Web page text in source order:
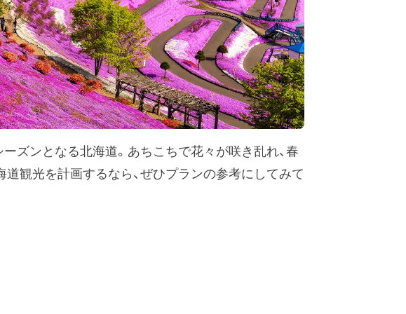
ズンとなる北海道。あちこちで花々が咲き乱れ、春
観光を計画するなら、ぜひプランの参考にしてみて